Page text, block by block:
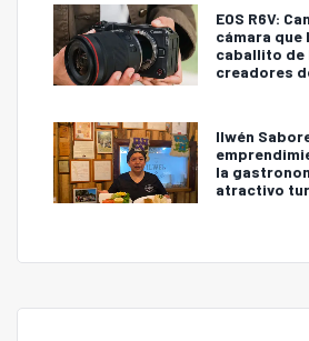
EOS R6V:
cámara que
caballito de
creadores
Ilwén
la
atractivo